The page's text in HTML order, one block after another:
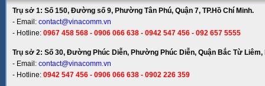
Trụ sở 1: Số 150, Đường số 9, Phường Tân Phú, Quận 7, TP.Hồ Chí Minh.
- Email: contact@vinacomm.vn
- Hotline: 0967 458 568 - 0906 066 638 - 0942 547 456 - 092 657 5555
Trụ sở 2: Số 30, Đường Phúc Diễn, Phường Phúc Diễn, Quận Bắc Từ Liêm,
- Email: contact@vinacomm.vn
- Hotline: 0942 547 456 - 0906 066 638 - 0902 226 359